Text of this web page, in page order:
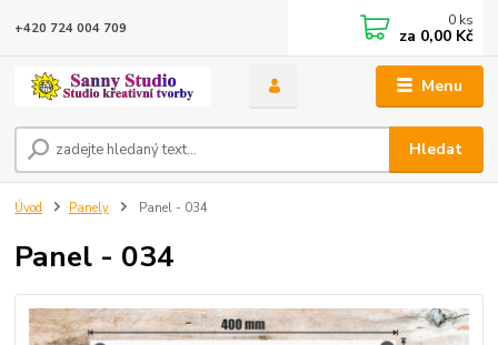
Menu
Hledat
+420 724 004 709 0 ks
za 0,00 Kč
Úvod Panely Panel - 034
Panel - 034